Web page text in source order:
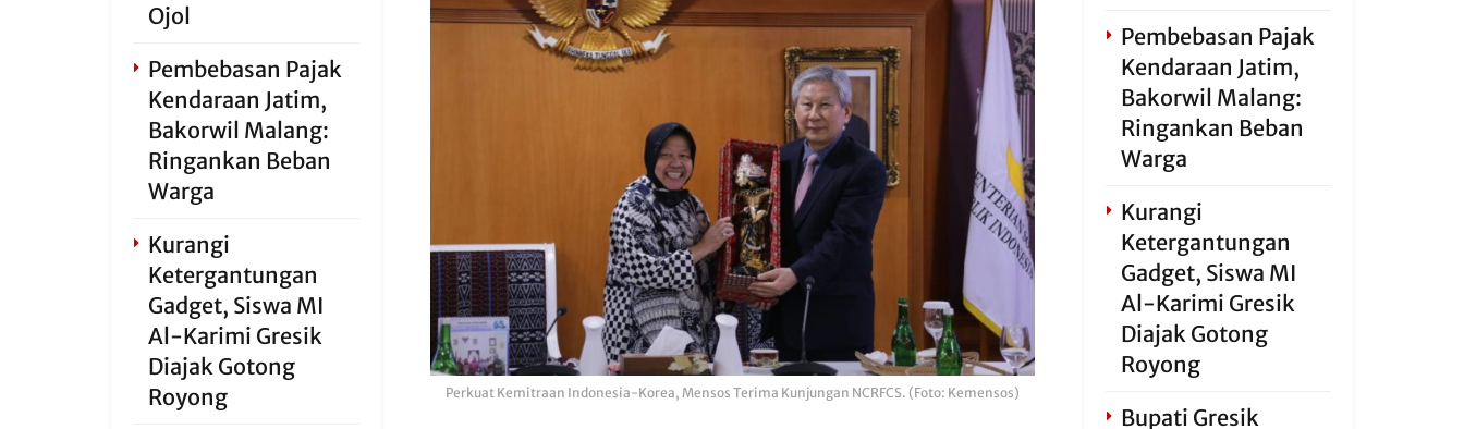
Perkuat Kemitraan Indonesia-Korea, Mensos Terima Kunjungan NCRFCS. (Foto: Kemensos)
Ojol
Pembebasan Pajak
Kendaraan Jatim,
Bakorwil Malang:
Ringankan Beban
Warga
Kurangi
Ketergantungan
Gadget, Siswa MI
Al-Karimi Gresik
Diajak Gotong
Royong
Pembebasan Pajak
Kendaraan Jatim,
Bakorwil Malang:
Ringankan Beban
Warga
Kurangi
Ketergantungan
Gadget, Siswa MI
Al-Karimi Gresik
Diajak Gotong
Royong
Bupati Gresik